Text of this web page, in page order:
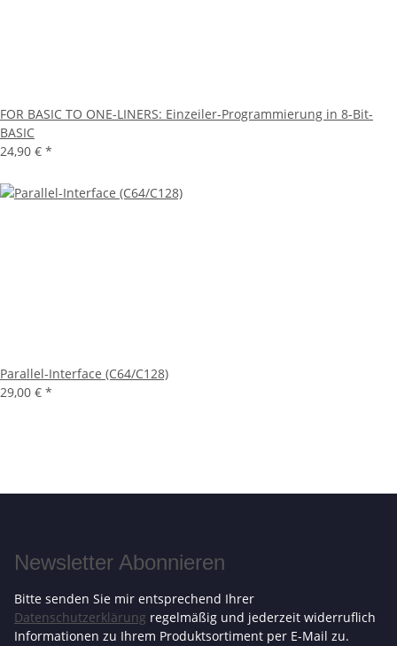
FOR BASIC TO ONE-LINERS: Einzeiler-Programmierung in 8-Bit-
BASIC
24,90 € *
Parallel-Interface (C64/C128)
29,00 € *
Newsletter Abonnieren
Bitte senden Sie mir entsprechend Ihrer
Datenschutzerklärung regelmäßig und jederzeit widerruflich
Informationen zu Ihrem Produktsortiment per E-Mail zu.